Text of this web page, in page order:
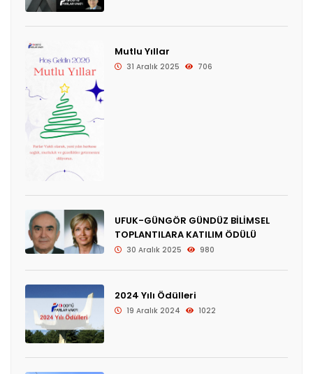
Mutlu Yıllar
31 Aralık 2025 706
UFUK-GÜNGÖR GÜNDÜZ BİLİMSEL
TOPLANTILARA KATILIM ÖDÜLÜ
30 Aralık 2025 980
2024 Yılı Ödülleri
19 Aralık 2024 1022